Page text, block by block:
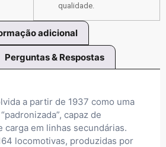
qualidade.
adicional
Perguntas & Respostas
a partir de 1937 como uma
capaz de
em linhas secundárias.
locomotivas, produzidas por